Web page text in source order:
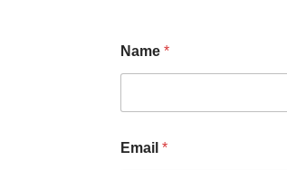
Name *
Email *